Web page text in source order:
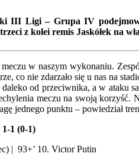
Ligi – Grupa IV
z kolei remis Jaskółek na
meczu w naszym wykonaniu.
co nie zdarzało się u nas na
od przeciwnika, a w ataku
meczu na swoją
jednego punktu – powiedział
1 (0-1)
| 93+’ 10. Victor Putin